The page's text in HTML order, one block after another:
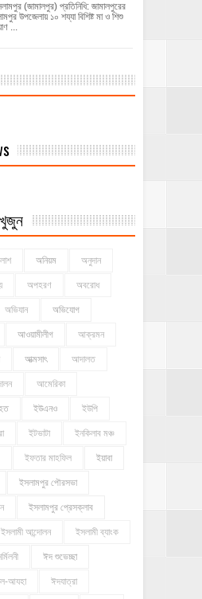
(জামালপুর) প্রতিনিধি: জামালপুরের
উপজেলায় ১০ শয্যা বিশিষ্ট মা ও শিশু
...
অনিয়ম অনুদান
অপহরণ অবরোধ
অভিযান অভিযোগ
আওয়ামীলীগ আক্রমন
আত্মসাৎ আদালত
আমেরিকা
ইউএনও ইউপি
ইটভাটা ইনকিলাব মঞ্চ
ইফতার মাহফিল ইয়াবা
ইসলামপুর পৌরসভা
ইসলামপুর প্রেসক্লাব
ইসলামী আন্দোলন ইসলামী ব্যাংক
ঈদ শুভেচ্ছা
আযহা ঈদযাত্রা